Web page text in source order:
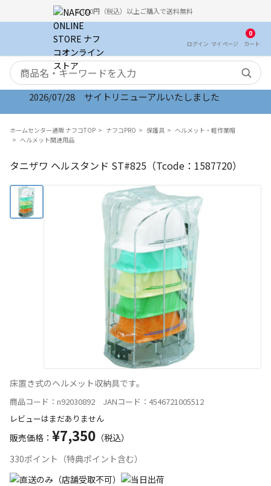
5,000円（税込）以上ご購入で送料無料
ログイン マイ ページ
0
カート
検索キーワード
2026/07/28 サイトリニューアルいたしました
ホームセンター通販 ナフコTOP ナフコPRO 保護具
ヘルメット・軽作業帽
ヘルメット関連用品
タニザワ ヘルスタンド ST#825（Tcode：1587720）
床置き式のヘルメット収納具です。
商品コード：n92030892 JANコード：4546721005512
レビューはまだありません
販売価格： ¥7,350 （税込）
330ポイント（特典ポイント含む）